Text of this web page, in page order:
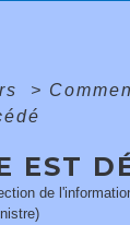
>
EST
de